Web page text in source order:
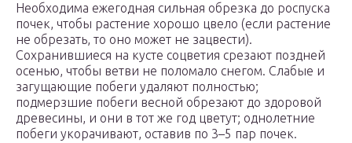
Необходима ежегодная сильная обрезка до роспуска
почек, чтобы растение хорошо цвело (если растение
не обрезать, то оно может не зацвести).
Сохранившиеся на кусте соцветия срезают поздней
осенью, чтобы ветви не поломало снегом. Слабые и
загущающие побеги удаляют полностью;
подмерзшие побеги весной обрезают до здоровой
древесины, и они в тот же год цветут; однолетние
побеги укорачивают, оставив по 3–5 пар почек.